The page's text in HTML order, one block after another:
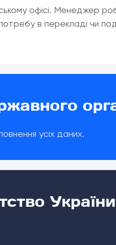
офісі. Менеджер
в перекладі чи
усіх даних.